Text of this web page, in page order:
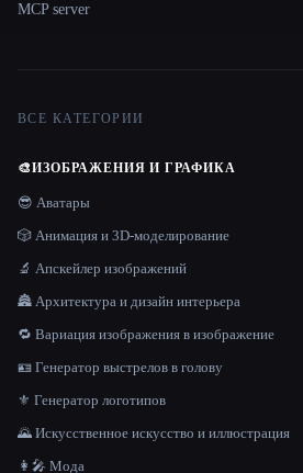
MCP server
ВСЕ КАТЕГОРИИ
🎨ИЗОБРАЖЕНИЯ И ГРАФИКА
😎 Аватары
🎲 Анимация и 3D-моделирование
🔬 Апскейлер изображений
🏯 Архитектура и дизайн интерьера
🔁 Вариация изображения в изображение
🪪 Генератор выстрелов в голову
⚜️ Генератор логотипов
🌄 Искусственное искусство и иллюстрация
👩‍🎤 Мода